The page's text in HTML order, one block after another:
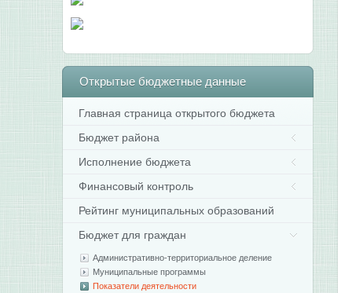
Открытыебюджетные данные
Главная страница открытого бюджета
Бюджет района
Исполнение бюджета
Финансовый контроль
Рейтинг муниципальных образований
Бюджет для граждан
Административно-территориальное деление
Муниципальные программы
Показатели деятельности